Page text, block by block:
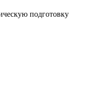
подготовку